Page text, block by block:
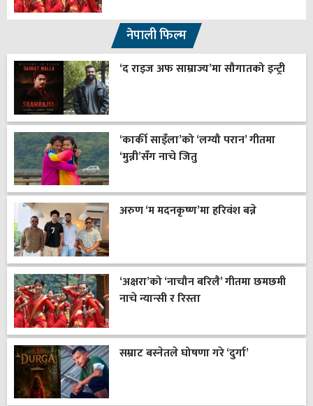
नेपाली फिल्म
‘द राइज अफ साम्राज्य’मा सौगातको इन्ट्री
‘कार्की साइँला’को ‘लग्यौ परान’ गीतमा
‘मुन्नी’सँग नाचे जितु
अरुण ‘म मदनकृष्ण’मा हरिवंश बन्ने
‘अक्षरा’को ‘नाचौन बरिलै’ गीतमा छमछमी
नाचे न्यान्सी र रिस्ता
सम्राट बस्नेतले घोषणा गरे ‘दुर्गा’